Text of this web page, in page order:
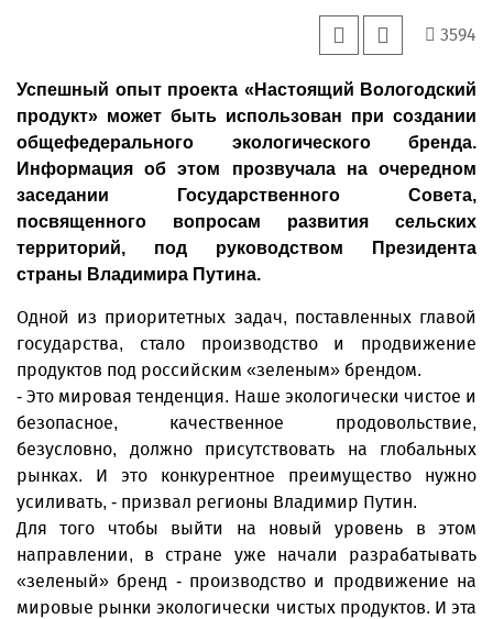
3594
Успешный опыт проекта «Настоящий Вологодский
продукт» может быть использован при создании
общефедерального экологического бренда.
Информация об этом прозвучала на очередном
заседании Государственного Совета,
посвященного вопросам развития сельских
территорий, под руководством Президента
страны Владимира Путина.
Одной из приоритетных задач, поставленных главой
государства, стало производство и продвижение
продуктов под российским «зеленым» брендом.
- Это мировая тенденция. Наше экологически чистое и
безопасное, качественное продовольствие,
безусловно, должно присутствовать на глобальных
рынках. И это конкурентное преимущество нужно
усиливать, - призвал регионы Владимир Путин.
Для того чтобы выйти на новый уровень в этом
направлении, в стране уже начали разрабатывать
«зеленый» бренд - производство и продвижение на
мировые рынки экологически чистых продуктов. И эта